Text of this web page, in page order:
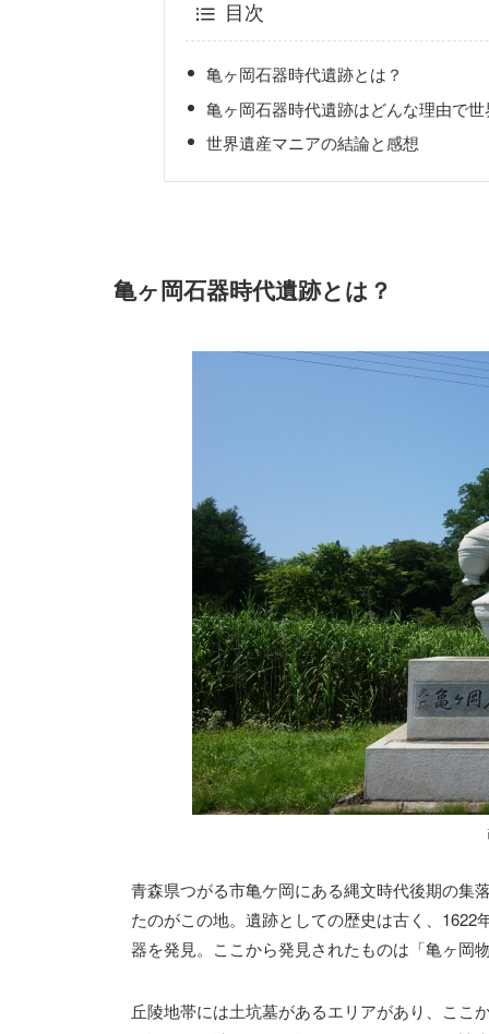
目次
亀ヶ岡石器時代遺跡とは？
亀ヶ岡石器時代遺跡はどんな理由で
世界遺産マニアの結論と感想
亀ヶ岡石器時代遺跡とは？
青森県つがる市亀ケ岡にある縄文時代後期の集
たのがこの地。遺跡としての歴史は古く、
器を発見。ここから発見されたものは「亀ヶ岡
丘陵地帯には土坑墓があるエリアがあり、ここ